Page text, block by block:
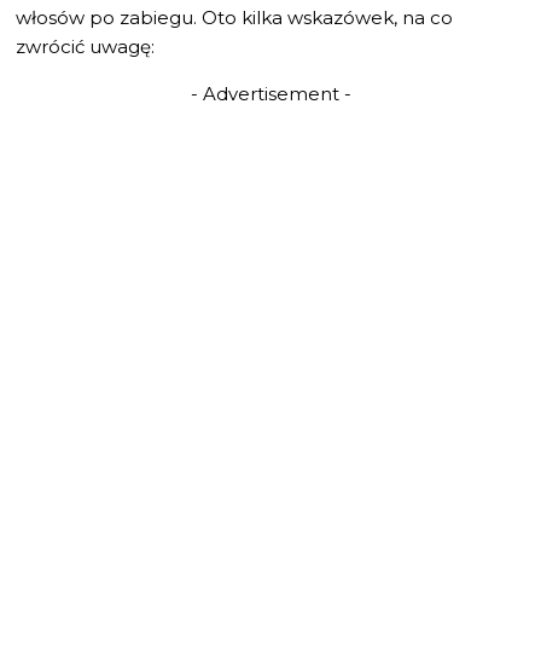
włosów po zabiegu. Oto kilka wskazówek, na co
zwrócić uwagę:
- Advertisement -